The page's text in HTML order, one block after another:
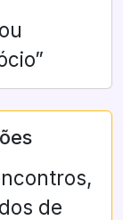
de